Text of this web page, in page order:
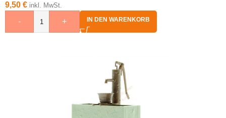
9,50 € inkl. MwSt.
- + IN DEN WARENKORB